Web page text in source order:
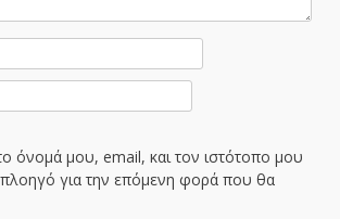
όνομά μου, email, και τον ιστότοπο μου
για την επόμενη φορά που θα